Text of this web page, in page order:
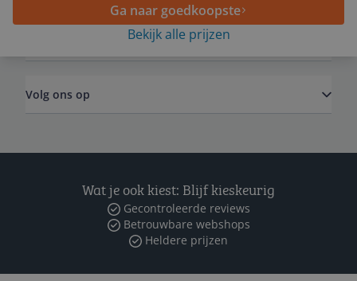
Ga naar goedkoopste
Bekijk alle prijzen
Volg ons op
Wat je ook kiest: Blijf kieskeurig
Gecontroleerde reviews
Betrouwbare webshops
Heldere prijzen